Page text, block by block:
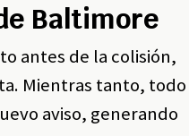
Baltimore
antes de la colisión,
Mientras tanto, todo
aviso, generando